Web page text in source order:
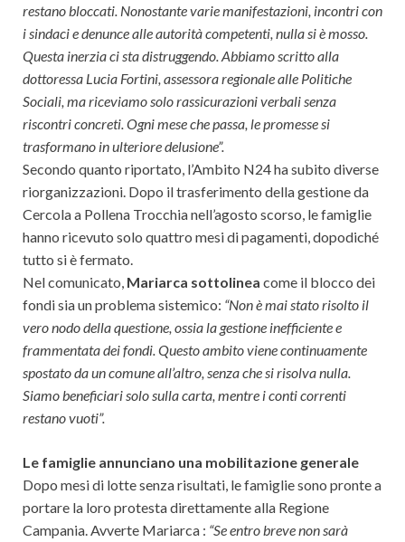
restano bloccati. Nonostante varie manifestazioni, incontri con
i sindaci e denunce alle autorità competenti, nulla si è mosso.
Questa inerzia ci sta distruggendo. Abbiamo scritto alla
dottoressa Lucia Fortini, assessora regionale alle Politiche
Sociali, ma riceviamo solo rassicurazioni verbali senza
riscontri concreti. Ogni mese che passa, le promesse si
trasformano in ulteriore delusione”.
Secondo quanto riportato, l’Ambito N24 ha subito diverse
riorganizzazioni. Dopo il trasferimento della gestione da
Cercola a Pollena Trocchia nell’agosto scorso, le famiglie
hanno ricevuto solo quattro mesi di pagamenti, dopodiché
tutto si è fermato.
Nel comunicato, Mariarca sottolinea come il blocco dei
fondi sia un problema sistemico: “Non è mai stato risolto il
vero nodo della questione, ossia la gestione inefficiente e
frammentata dei fondi. Questo ambito viene continuamente
spostato da un comune all’altro, senza che si risolva nulla.
Siamo beneficiari solo sulla carta, mentre i conti correnti
restano vuoti”.
Le famiglie annunciano una mobilitazione generale
Dopo mesi di lotte senza risultati, le famiglie sono pronte a
portare la loro protesta direttamente alla Regione
Campania. Avverte Mariarca : “Se entro breve non sarà